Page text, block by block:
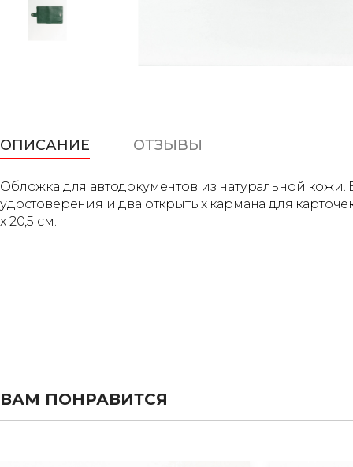
ОПИСАНИЕ ОТЗЫВЫ
Обложка для автодокументов из натуральной кожи.
удостоверения и два открытых кармана для
х 20,5 см.
ВАМ ПОНРАВИТСЯ